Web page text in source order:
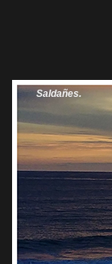
Saldañes.